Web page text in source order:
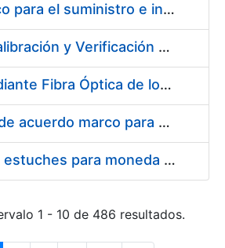
Acuerdo marco para el suministro e instalación de persianas, estores y otros complementos
Servicio de Calibración y Verificación Externa de los Equipos de Medición del Servicio de Prevención de la FNMT-RCM
Conexión mediante Fibra Óptica de los Centros de Proceso de Datos (CPDs) de las sedes de la FNMT-RCM de Burgos y Madrid
Contratación de acuerdo marco para el Suministro de Material de Electricidad para la Fábrica Nacional de Moneda y Timbre-Real Casa de la Moneda en su centro de trabajo de Burgos
Suministro de estuches para moneda de 30 €
1 - 10 de 486 resultados.